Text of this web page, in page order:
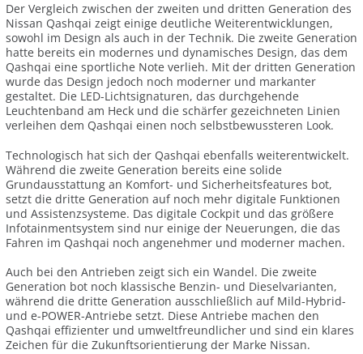
Der Vergleich zwischen der zweiten und dritten Generation des
Nissan Qashqai zeigt einige deutliche Weiterentwicklungen,
sowohl im Design als auch in der Technik. Die zweite Generation
hatte bereits ein modernes und dynamisches Design, das dem
Qashqai eine sportliche Note verlieh. Mit der dritten Generation
wurde das Design jedoch noch moderner und markanter
gestaltet. Die LED-Lichtsignaturen, das durchgehende
Leuchtenband am Heck und die schärfer gezeichneten Linien
verleihen dem Qashqai einen noch selbstbewussteren Look.
Technologisch hat sich der Qashqai ebenfalls weiterentwickelt.
Während die zweite Generation bereits eine solide
Grundausstattung an Komfort- und Sicherheitsfeatures bot,
setzt die dritte Generation auf noch mehr digitale Funktionen
und Assistenzsysteme. Das digitale Cockpit und das größere
Infotainmentsystem sind nur einige der Neuerungen, die das
Fahren im Qashqai noch angenehmer und moderner machen.
Auch bei den Antrieben zeigt sich ein Wandel. Die zweite
Generation bot noch klassische Benzin- und Dieselvarianten,
während die dritte Generation ausschließlich auf Mild-Hybrid-
und e-POWER-Antriebe setzt. Diese Antriebe machen den
Qashqai effizienter und umweltfreundlicher und sind ein klares
Zeichen für die Zukunftsorientierung der Marke Nissan.